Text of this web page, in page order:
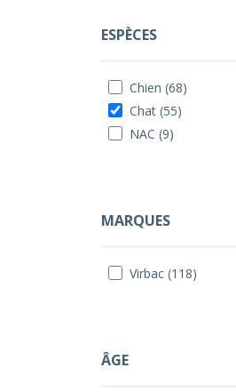
ESPÈCES
Chien (68)
Chat (55)
NAC (9)
MARQUES
Virbac (118)
ÂGE